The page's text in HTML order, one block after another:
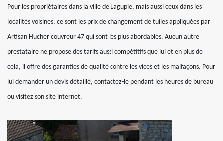
Pour les propriétaires dans la ville de Lagupie, mais aussi ceux dans les
localités voisines, ce sont les prix de changement de tuiles appliquées par
Artisan Hucher couvreur 47 qui sont les plus abordables. Aucun autre
prestataire ne propose des tarifs aussi compétitifs que lui et en plus de
cela, il offre des garanties de qualité contre les vices et les malfaçons. Pour
lui demander un devis détaillé, contactez-le pendant les heures de bureau
ou visitez son site internet.